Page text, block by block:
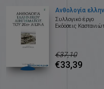
Ανθολογία
Συλλογικό έργο
Εκδόσεις
€37,10
€33,39